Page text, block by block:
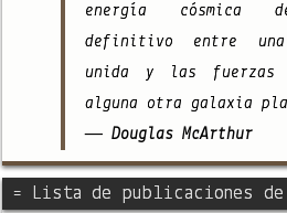
energía cósmica
definitivo entre una
unida y las fuerzas
alguna otra galaxia
— Douglas McArthur
= Lista de publicaciones de